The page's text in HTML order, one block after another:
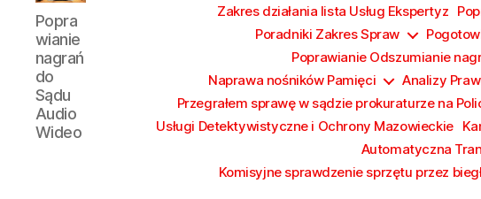
Poprawianie
nagrań
do
Sądu
Audio
Wideo
Popra
wianie
nagrań
do
Sądu
Audio
Wideo
Zakres działania lista Usług Ekspertyz
Poradniki Zakres Spraw
Poprawianie Odszumianie
Naprawa nośników Pamięci
Analizy
Przegrałem sprawę w sądzie prokuraturze na
Usługi Detektywistyczne i Ochrony Mazowieckie
Automatyczna
Komisyjne sprawdzenie sprzętu przez